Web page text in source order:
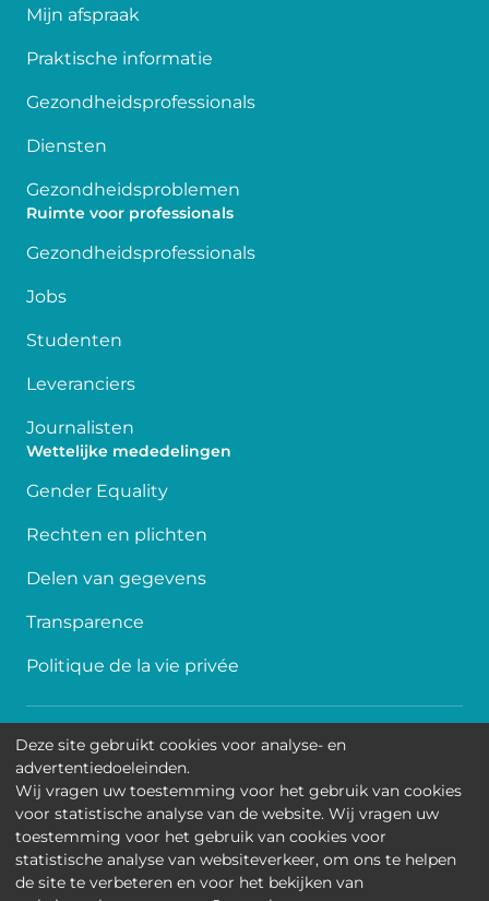
Mijn afspraak
Praktische informatie
Gezondheidsprofessionals
Diensten
Gezondheidsproblemen
Ruimte voor professionals
Gezondheidsprofessionals
Jobs
Studenten
Leveranciers
Journalisten
Wettelijke mededelingen
Gender Equality
Rechten en plichten
Delen van gegevens
Transparence
Politique de la vie privée
Toegankelijkheid
Contact
Cookies
Wettelijke mededelingen
Deze site gebruikt cookies voor analyse- en
advertentiedoeleinden.
Wij vragen uw toestemming voor het gebruik van cookies
voor statistische analyse van de website. Wij vragen uw
toestemming voor het gebruik van cookies voor
statistische analyse van websiteverkeer, om ons te helpen
de site te verbeteren en voor het bekijken van